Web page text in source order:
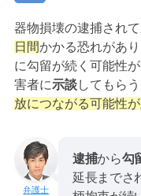
器物損壊の逮捕され
日間かかる恐れがあ
に勾留が続く可能性
害者に示談してもら
放につながる可能性が
逮捕から勾
延長までさ